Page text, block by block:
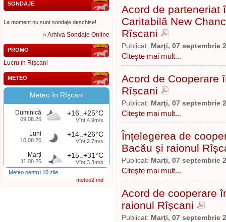
SONDAJE
La moment nu sunt sondaje deschise!
»Arhiva Sondaje Online
PROMO
Lucru în Rîșcani
METEO
Meteo în Rîşcani
Duminică
09.08.26
+16..+25°C
Vînt 4.9m/s
Luni
10.08.26
+14..+26°C
Vînt 2.7m/s
Marţi
11.08.26
+15..+31°C
Vînt 3.3m/s
Meteo pentru 10 zile
meteo2.md
Acord de parteneriat
Caritabilă New
Rîșcani
Publicat: Marţi, 07 septembrie
Citeşte mai mult...
Acord de Cooperare
Rîșcani
Publicat: Marţi, 07 septembrie
Citeşte mai mult...
Înțelegerea de
Bacău și raionul
Publicat: Marţi, 07 septembrie
Citeşte mai mult...
Acord de cooperare
raionul Rîșcani
Publicat: Marţi, 07 septembrie